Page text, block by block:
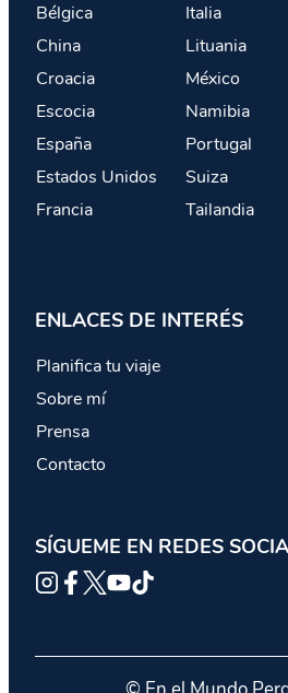
Bélgica
China
Croacia
Escocia
España
Estados Unidos
Francia
Italia
Lituania
México
Namibia
Portugal
Suiza
Tailandia
ENLACES DE INTERÉS
Planifica tu viaje
Sobre mí
Prensa
Contacto
SÍGUEME EN REDES